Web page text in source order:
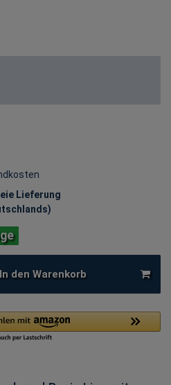
Lieferung
In den Warenkorb